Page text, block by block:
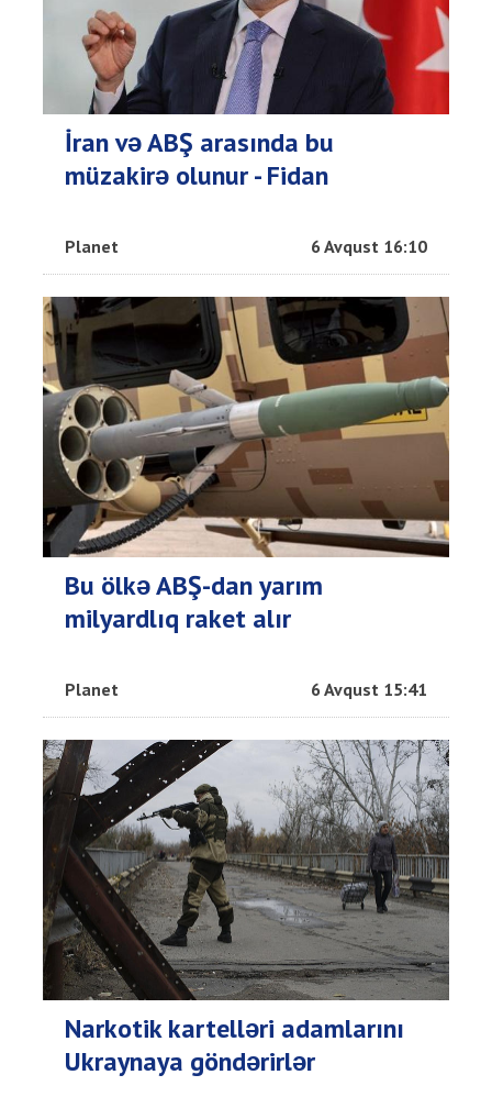
İran və ABŞ arasında bu
müzakirə olunur - Fidan
Planet 6 Avqust 16:10
Bu ölkə ABŞ-dan yarım
milyardlıq raket alır
Planet 6 Avqust 15:41
Narkotik kartelləri adamlarını
Ukraynaya göndərirlər